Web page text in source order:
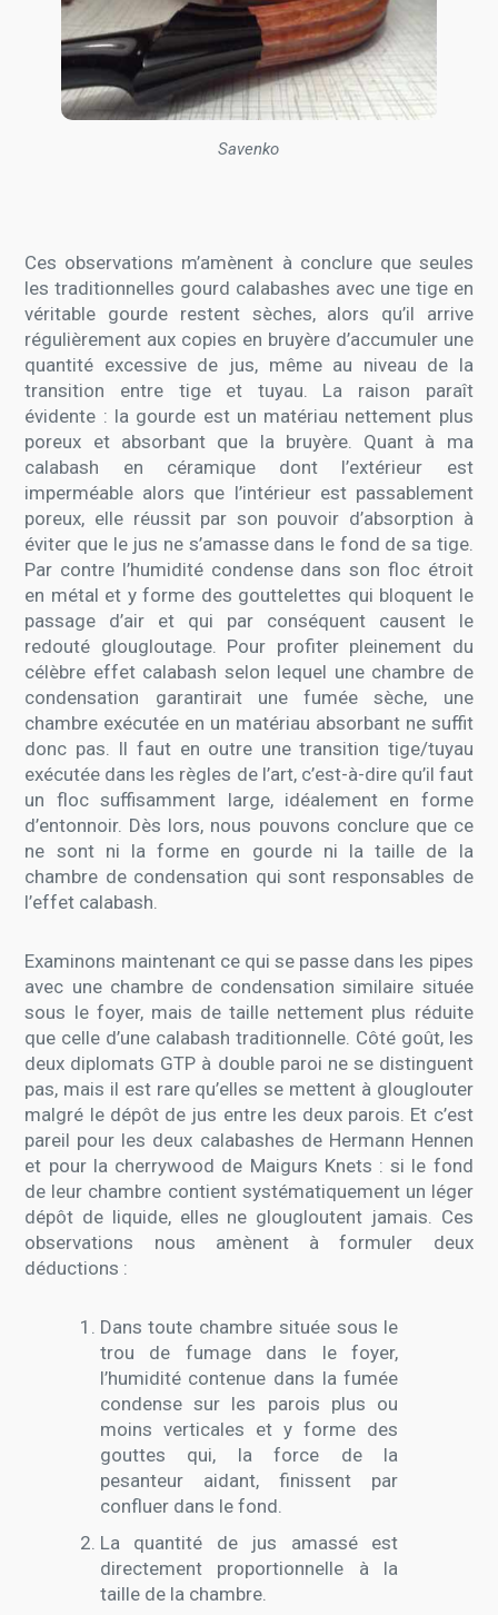
Savenko
Ces observations m’amènent à conclure que seules
les traditionnelles gourd calabashes avec une tige en
véritable gourde restent sèches, alors qu’il arrive
régulièrement aux copies en bruyère d’accumuler une
quantité excessive de jus, même au niveau de la
transition entre tige et tuyau. La raison paraît
évidente : la gourde est un matériau nettement plus
poreux et absorbant que la bruyère. Quant à ma
calabash en céramique dont l’extérieur est
imperméable alors que l’intérieur est passablement
poreux, elle réussit par son pouvoir d’absorption à
éviter que le jus ne s’amasse dans le fond de sa tige.
Par contre l’humidité condense dans son floc étroit
en métal et y forme des gouttelettes qui bloquent le
passage d’air et qui par conséquent causent le
redouté glougloutage. Pour profiter pleinement du
célèbre effet calabash selon lequel une chambre de
condensation garantirait une fumée sèche, une
chambre exécutée en un matériau absorbant ne suffit
donc pas. Il faut en outre une transition tige/tuyau
exécutée dans les règles de l’art, c’est-à-dire qu’il faut
un floc suffisamment large, idéalement en forme
d’entonnoir. Dès lors, nous pouvons conclure que ce
ne sont ni la forme en gourde ni la taille de la
chambre de condensation qui sont responsables de
l’effet calabash.
Examinons maintenant ce qui se passe dans les pipes
avec une chambre de condensation similaire située
sous le foyer, mais de taille nettement plus réduite
que celle d’une calabash traditionnelle. Côté goût, les
deux diplomats GTP à double paroi ne se distinguent
pas, mais il est rare qu’elles se mettent à glouglouter
malgré le dépôt de jus entre les deux parois. Et c’est
pareil pour les deux calabashes de Hermann Hennen
et pour la cherrywood de Maigurs Knets : si le fond
de leur chambre contient systématiquement un léger
dépôt de liquide, elles ne glougloutent jamais. Ces
observations nous amènent à formuler deux
déductions :
Dans toute chambre située sous le
trou de fumage dans le foyer,
l’humidité contenue dans la fumée
condense sur les parois plus ou
moins verticales et y forme des
gouttes qui, la force de la
pesanteur aidant, finissent par
confluer dans le fond.
La quantité de jus amassé est
directement proportionnelle à la
taille de la chambre.